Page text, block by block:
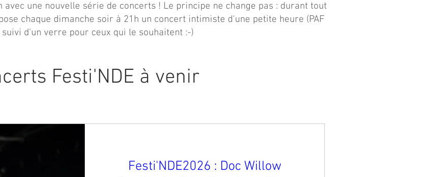
une nouvelle série de concerts ! Le principe ne change pas : durant tout
chaque dimanche soir à 21h un concert intimiste d'une petite heure (PAF
d'un verre pour ceux qui le souhaitent :-)
Festi'NDE à venir
Festi'NDE2026 : Doc Willow